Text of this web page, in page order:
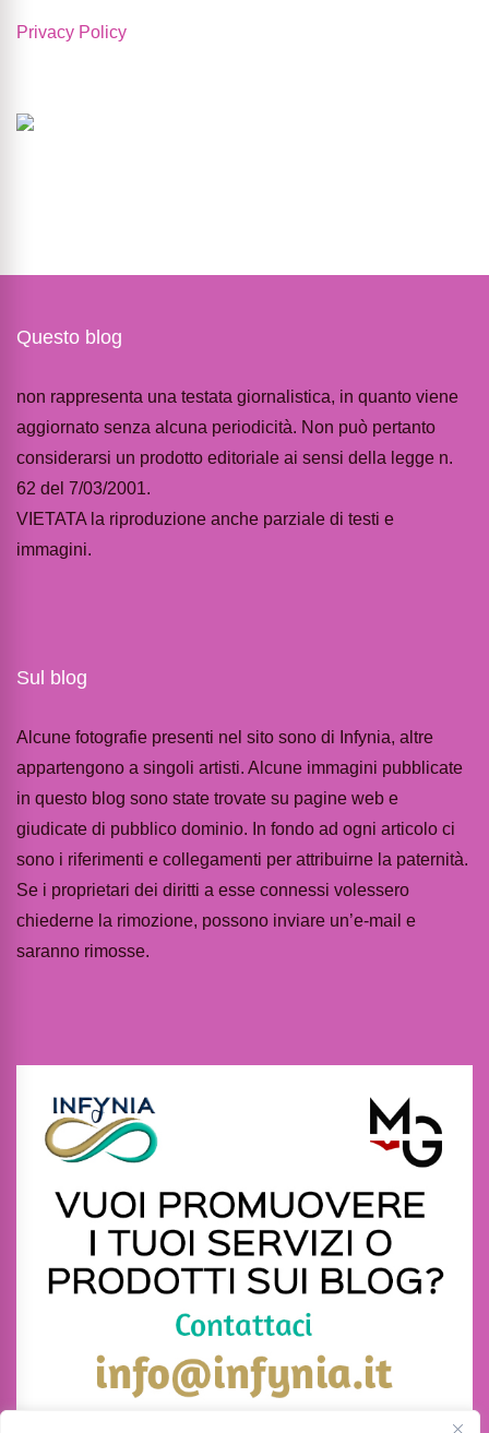
Privacy Policy
Questo blog
non rappresenta una testata giornalistica, in quanto viene
aggiornato senza alcuna periodicità. Non può pertanto
considerarsi un prodotto editoriale ai sensi della legge n.
62 del 7/03/2001.
VIETATA la riproduzione anche parziale di testi e
immagini.
Sul blog
Alcune fotografie presenti nel sito sono di Infynia, altre
appartengono a singoli artisti. Alcune immagini pubblicate
in questo blog sono state trovate su pagine web e
giudicate di pubblico dominio. In fondo ad ogni articolo ci
sono i riferimenti e collegamenti per attribuirne la paternità.
Se i proprietari dei diritti a esse connessi volessero
chiederne la rimozione, possono inviare un’e-mail e
saranno rimosse.